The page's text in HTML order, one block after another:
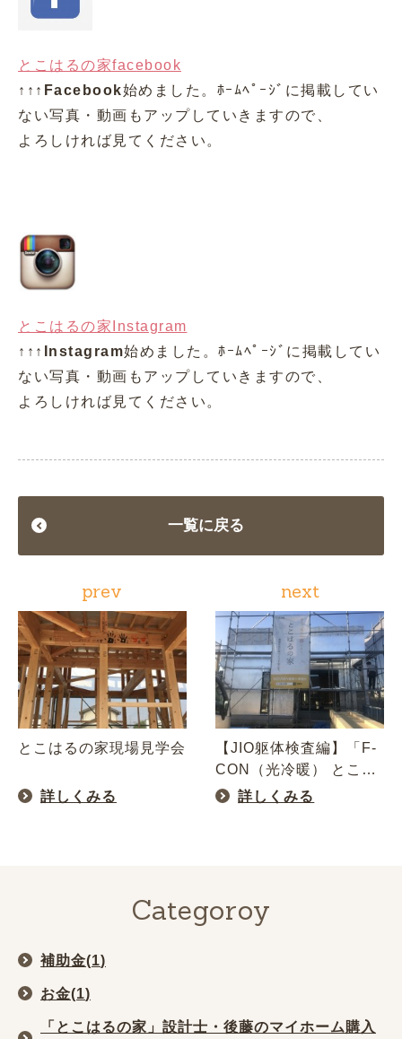
とこはるの家facebook
↑↑↑ Facebook始めました。ﾎｰﾑﾍﾟｰｼﾞに掲載してい
ない写真・動画もアップしていきますので、
よろしければ見てください。
とこはるの家Instagram
↑↑↑ Instagram始めました。ﾎｰﾑﾍﾟｰｼﾞに掲載してい
ない写真・動画もアップしていきますので、
よろしければ見てください。
一覧に戻る
prev
とこはるの家現場見学会
詳しくみる
next
【JIO躯体検査編】「F-
CON（光冷暖） とこ…
詳しくみる
Categoroy
補助金(1)
お金(1)
「とこはるの家」設計士・後藤のマイホーム購入